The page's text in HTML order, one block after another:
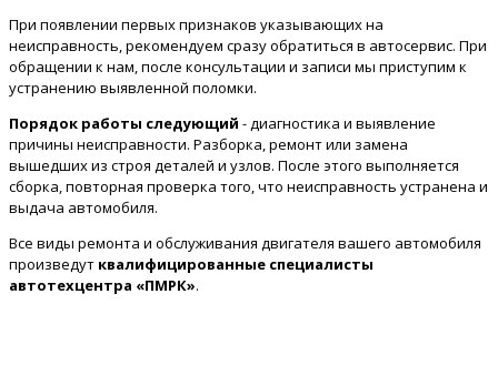
При появлении первых признаков указывающих на
неисправность, рекомендуем сразу обратиться в автосервис. При
обращении к нам, после консультации и записи мы приступим к
устранению выявленной поломки.
Порядок работы следующий - диагностика и выявление
причины неисправности. Разборка, ремонт или замена
вышедших из строя деталей и узлов. После этого выполняется
сборка, повторная проверка того, что неисправность устранена и
выдача автомобиля.
Все виды ремонта и обслуживания двигателя вашего автомобиля
произведут квалифицированные специалисты
автотехцентра «ПМРК».